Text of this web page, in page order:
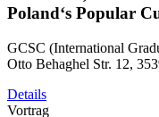
Poland‘s Popular
GCSC (International
Otto Behaghel Str. 12,
Details
Vortrag